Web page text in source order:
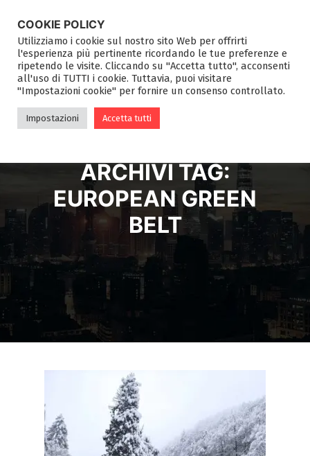
ARCHIVI TAG:
EUROPEAN GREEN
BELT
COOKIE POLICY
Utilizziamo i cookie sul nostro sito Web per offrirti
l'esperienza più pertinente ricordando le tue preferenze e
ripetendo le visite. Cliccando su "Accetta tutto", acconsenti
all'uso di TUTTI i cookie. Tuttavia, puoi visitare
"Impostazioni cookie" per fornire un consenso controllato.
Impostazioni Accetta tutti